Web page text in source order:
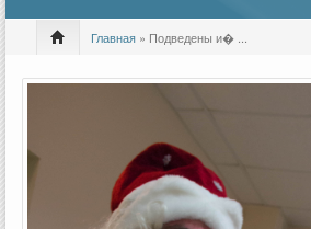
Главная » Подведены и� ...